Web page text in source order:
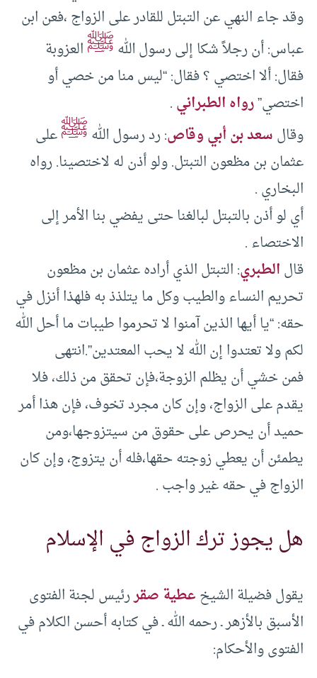
وقد جاء النهي عن التبتل للقادر على الزواج ،فعن ابن
عباس: أن رجلاً شكا إلى رسول اللهﷺالعزوبة
فقال: ألا اختصي ؟ فقال: “ليس منا من خصي أو
اختصي”رواه الطبراني.
وقالسعد بن أبي وقاص: رد رسول اللهﷺعلى
عثمان بن مظعون التبتل. ولو أذن له لاختصينا. رواه
البخاري .
أي لو أذن بالتبتل لبالغنا حتى يفضي بنا الأمر إلى
الاختصاء .
قالالطبري: التبتل الذي أراده عثمان بن مظعون
تحريم النساء والطيب وكل ما يتلذذ به فلهذا أنزل في
حقه: “يا أيها الذين آمنوا لا تحرموا طيبات ما أحل الله
لكم ولا تعتدوا إن الله لا يحب المعتدين”.انتهى
فمن خشي أن يظلم الزوجة،فإن تحقق من ذلك، فلا
يقدم على الزواج، وإن كان مجرد تخوف، فإن هذا أمر
حميد أن يحرص على حقوق من سيتزوجها،ومن
يطمئن أن يعطي زوجته حقها،فله أن يتزوج، وإن كان
الزواج في حقه غير واجب .
هل يجوز ترك الزواج في الإسلام
يقول فضيلة الشيخعطية صقررئيس لجنة الفتوى
الأسبق بالأزهر ـ رحمه الله ـ في كتابه أحسن الكلام في
الفتوى والأحكام: